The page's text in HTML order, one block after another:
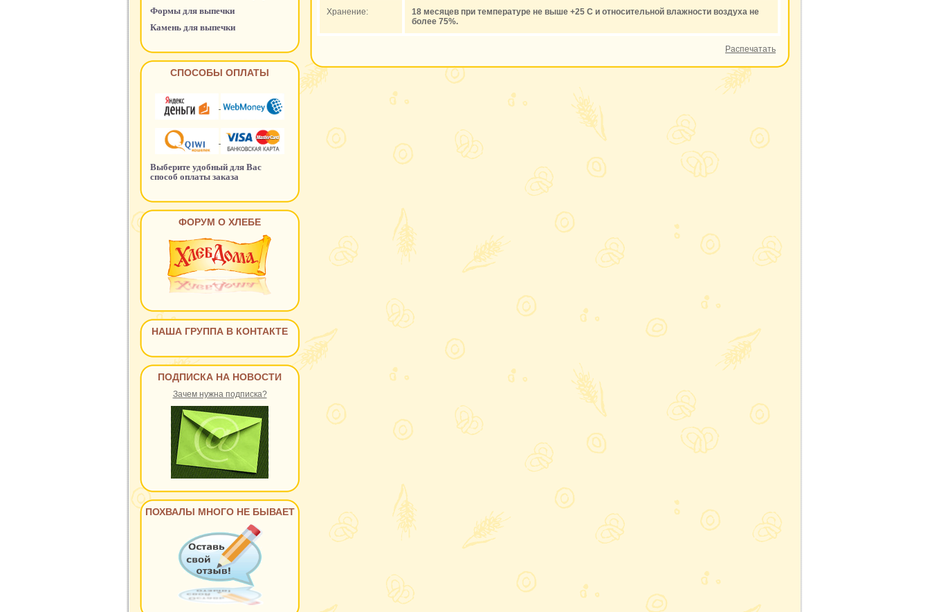
Формы для выпечки
Камень для выпечки
СПОСОБЫ ОПЛАТЫ
Выберите удобный для Вас
способ оплаты заказа
ФОРУМ О ХЛЕБЕ
НАША ГРУППА В КОНТАКТЕ
ПОДПИСКА НА НОВОСТИ
Зачем нужна подписка?
ПОХВАЛЫ МНОГО НЕ БЫВАЕТ
Хранение:
18 месяцев при температуре не выше +25 С и относительной влажности воздуха не
более 75%.
Распечатать